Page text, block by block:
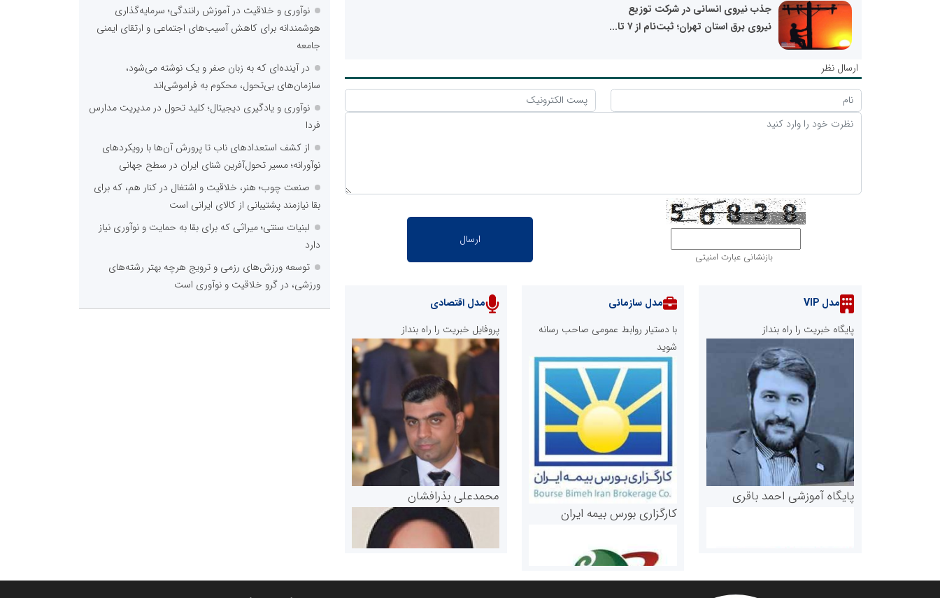
جذب نیروی انسانی در شرکت توزیع
نیروی برق استان تهران؛ ثبت‌نام از ۷ تا...
ارسال نظر
بازنشانی عبارت امنیتی
مدل VIP
پایگاه خبریت را راه بنداز
پایگاه آموزشی احمد باقری
مدل سازمانی
با دستیار روابط عمومی صاحب رسانه
شوید
کارگزاری بورس بیمه ایران
مدل اقتصادی
پروفایل خبریت را راه بنداز
محمدعلی بذرافشان
نوآوری و خلاقیت در آموزش رانندگی؛ سرمایه‌گذاری
هوشمندانه برای کاهش آسیب‌های اجتماعی و ارتقای ایمنی
جامعه
در آینده‌ای که به زبان صفر و یک نوشته می‌شود،
سازمان‌های بی‌تحول، محکوم به فراموشی‌اند
نوآوری و یادگیری دیجیتال؛ کلید تحول در مدیریت مدارس
فردا
از کشف استعدادهای ناب تا پرورش آن‌ها با رویکردهای
نوآورانه؛ مسیر تحول‌آفرین شنای ایران در سطح جهانی
صنعت چوب؛ هنر، خلاقیت و اشتغال در کنار هم، که برای
بقا نیازمند پشتیبانی از کالای ایرانی است
لبنیات سنتی؛ میراثی که برای بقا به حمایت و نوآوری نیاز
دارد
توسعه ورزش‌های رزمی و ترویج هرچه بهتر رشته‌های
ورزشی، در گرو خلاقیت و نوآوری است